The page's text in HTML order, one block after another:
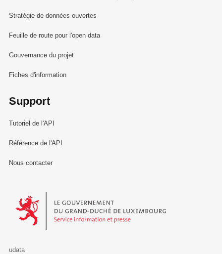
Stratégie de données ouvertes
Feuille de route pour l'open data
Gouvernance du projet
Fiches d'information
Support
Tutoriel de l'API
Référence de l'API
Nous contacter
Le Gouvernement du Grand-Duché de Luxembourg - Service
udata